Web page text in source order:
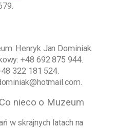
Henryk Jan Dominiak
+48 692 875 944.
322 181 524
nieco o Muzeum
w skrajnych latach na